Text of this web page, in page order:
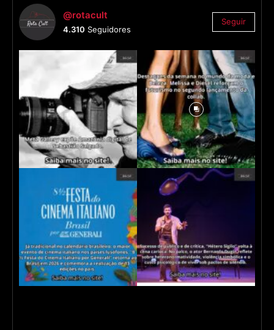
@rotacult
4.310 Seguidores
Seguir